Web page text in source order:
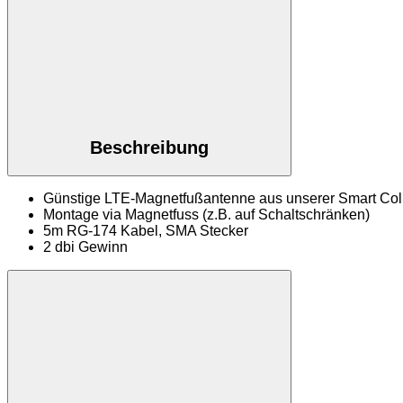
Beschreibung
Günstige LTE-Magnetfußantenne aus unserer Smart
Montage via Magnetfuss (z.B. auf Schaltschränken)
5m RG-174 Kabel, SMA Stecker
2 dbi Gewinn